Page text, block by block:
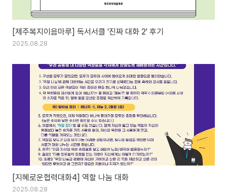
[제주복지이음마루] 독서서클 '진짜 대화 2' 후기
2025.08.28
[지혜로운협력대화4] 역할 나눔 대화
2025.08.28